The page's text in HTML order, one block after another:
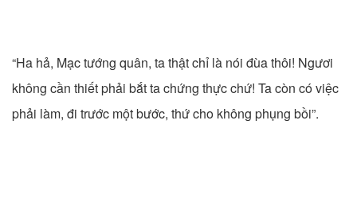
“Ha hả, Mạc tướng quân, ta thật chỉ là nói đùa thôi! Ngươi
không cần thiết phải bắt ta chứng thực chứ! Ta còn có việc
phải làm, đi trước một bước, thứ cho không phụng bồi”.